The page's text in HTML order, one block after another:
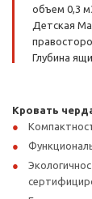
объем 0,3
Детская
Глубина
Кровать